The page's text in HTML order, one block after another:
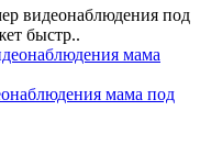
видеонаблюдения под
быстр..
мама под